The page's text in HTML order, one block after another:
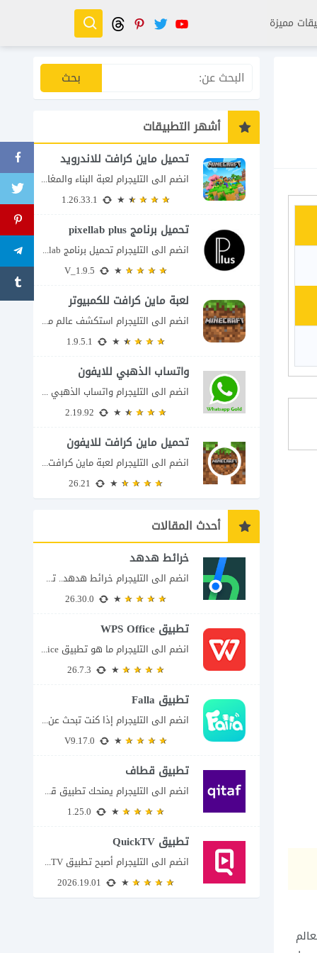
مميزة
أشهر التطبيقات
تحميل ماين كرافت للاندرويد
انضم الى التليجرام لعبة البناء والمغامرة التي لا تنتهي Minecraft إذا كنت تبحث عن...
تحميل برنامج pixellab plus
انضم الى التليجرام تحميل برنامج pixellab مهكر للاندرويد يعتبر تطبيق بيكسلاب من اشهر تطبيقات...
لعبة ماين كرافت للكمبيوتر
انضم الى التليجرام استكشف عالم ماين كرافت بتفاصيل مذهلة 🌟 هل أنت مستعد لمغامرة...
واتساب الذهبي للايفون
انضم الى التليجرام واتساب الذهبي 2023 للايفون إذا كنت تبحث عن واتساب الذهبي للايفون...
تحميل ماين كرافت للايفون
انضم الى التليجرام لعبة ماين كرافت للايفون Minecraft iOS تُعد لعبة Minecraft واحدة من...
أحدث المقالات
خرائط هدهد
انضم الى التليجرام خرائط هدهد.. تطبيق سعودي يعرف تفاصيل الطريق قبل أن تبدأ رحلتك...
تطبيق WPS Office
انضم الى التليجرام ما هو تطبيق WPS Office ولماذا يمكن أن يغنيك عن عدة...
تطبيق Falla
انضم الى التليجرام إذا كنت تبحث عن تطبيق يتيح لك الدخول إلى غرف دردشة...
تطبيق قطاف
انضم الى التليجرام يمنحك تطبيق قطاف طريقة سهلة لمتابعة نقاط المكافآت والاستفادة منها في...
تطبيق QuickTV
انضم الى التليجرام أصبح تطبيق QuickTV من التطبيقات التي تستهدف محبي المسلسلات السريعة، إذ...